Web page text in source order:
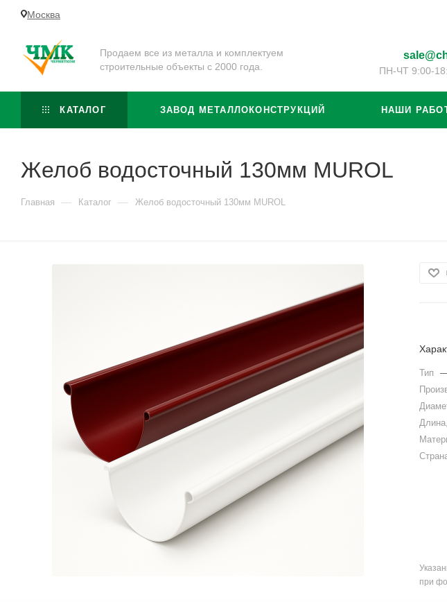
Москва
Продаем все из металла и комплектуем
строительные объекты с 2000 года.
ПН-ЧТ 9:00-
КАТАЛОГ ЗАВОД МЕТАЛЛОКОНСТРУКЦИЙ НАШИ
Желоб водосточный 130мм MUROL
Главная — Каталог — Желоб водосточный 130мм MUROL
Тип
при